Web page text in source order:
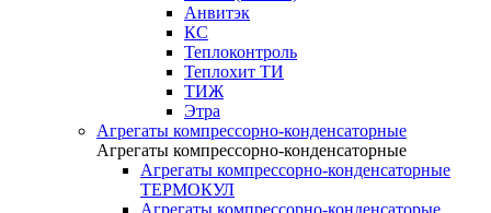
Анвитэк
КС
Теплоконтроль
Теплохит ТИ
ТИЖ
Этра
Агрегаты компрессорно-конденсаторные
Агрегаты компрессорно-конденсаторные
Агрегаты компрессорно-конденсаторные
ТЕРМОКУЛ
Агрегаты компрессорно-конденсаторые